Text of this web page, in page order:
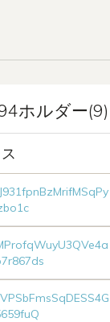
ホルダー(9)